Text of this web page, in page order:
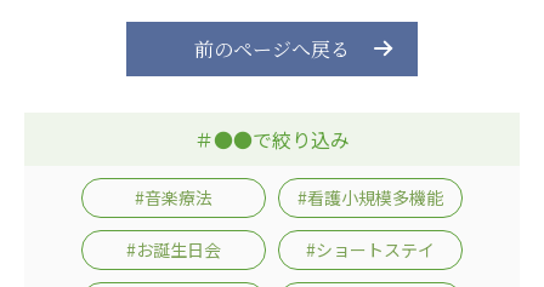
前のページへ戻る
＃●●で絞り込み
#音楽療法 #看護小規模多機能
#お誕生日会 #ショートステイ